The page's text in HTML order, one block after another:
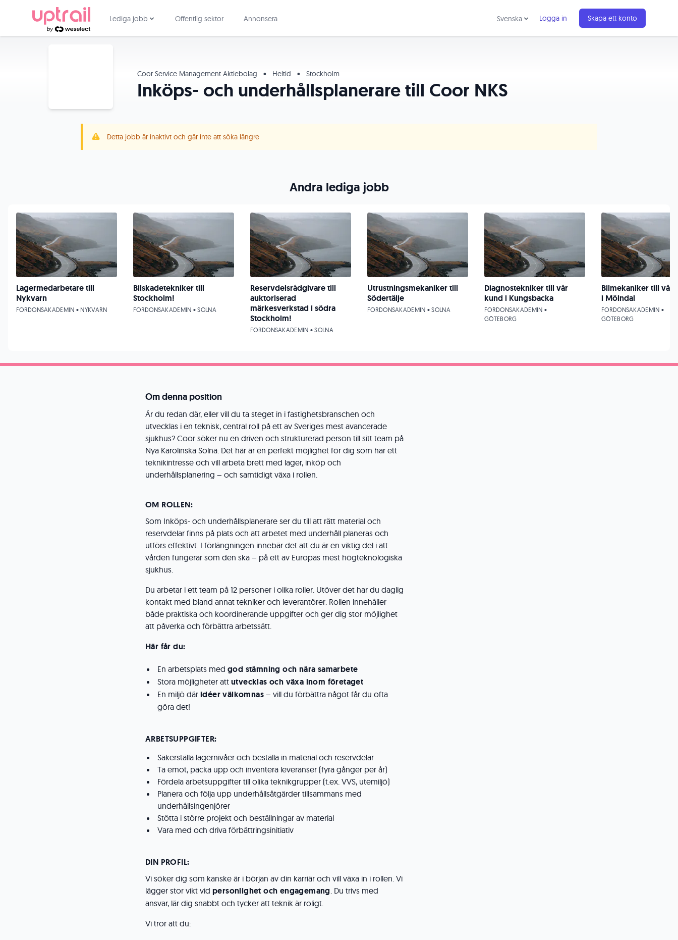
Lediga jobb Offentlig sektor Annonsera Svenska Logga in Skapa ett konto
Coor Service Management Aktiebolag • Heltid • Stockholm
Inköps- och underhållsplanerare till Coor NKS
Detta jobb är inaktivt och går inte att söka längre
Om denna position
Är du redan där, eller vill du ta steget in i fastighetsbranschen och
utvecklas i en teknisk, central roll på ett av Sveriges mest avancerade
sjukhus? Coor söker nu en driven och strukturerad person till sitt team på
Nya Karolinska Solna. Det här är en perfekt möjlighet för dig som har ett
teknikintresse och vill arbeta brett med lager, inköp och
underhållsplanering – och samtidigt växa i rollen.
OM ROLLEN:
Som Inköps- och underhållsplanerare ser du till att rätt material och
reservdelar finns på plats och att arbetet med underhåll planeras och
utförs effektivt. I förlängningen innebär det att du är en viktig del i att
vården fungerar som den ska – på ett av Europas mest högteknologiska
sjukhus.
Du arbetar i ett team på 12 personer i olika roller. Utöver det har du daglig
kontakt med bland annat tekniker och leverantörer. Rollen innehåller
både praktiska och koordinerande uppgifter och ger dig stor möjlighet
att påverka och förbättra arbetssätt.
Här får du:
En arbetsplats med god stämning och nära samarbete
Stora möjligheter att utvecklas och växa inom företaget
En miljö där idéer välkomnas – vill du förbättra något får du ofta
göra det!
ARBETSUPPGIFTER:
Säkerställa lagernivåer och beställa in material och reservdelar
Ta emot, packa upp och inventera leveranser (fyra gånger per år)
Fördela arbetsuppgifter till olika teknikgrupper (t.ex. VVS, utemiljö)
Planera och följa upp underhållsåtgärder tillsammans med
underhållsingenjörer
Stötta i större projekt och beställningar av material
Vara med och driva förbättringsinitiativ
DIN PROFIL:
Vi söker dig som kanske är i början av din karriär och vill växa in i rollen. Vi
lägger stor vikt vid personlighet och engagemang. Du trivs med
ansvar, lär dig snabbt och tycker att teknik är roligt.
Vi tror att du:
Andra lediga jobb
Lagermedarbetare till
Nykvarn
FORDONSAKADEMIN • NYKVARN
Bilskadetekniker till
Stockholm!
FORDONSAKADEMIN • SOLNA
Reservdelsrådgivare till
auktoriserad
märkesverkstad i södra
Stockholm!
FORDONSAKADEMIN • SOLNA
Utrustningsmekaniker till
Södertälje
FORDONSAKADEMIN • SOLNA
Diagnostekniker till vår
kund i Kungsbacka
FORDONSAKADEMIN •
GÖTEBORG
Bilmekaniker till vår
i Mölndal
FORDONSAKADEMIN •
GÖTEBORG